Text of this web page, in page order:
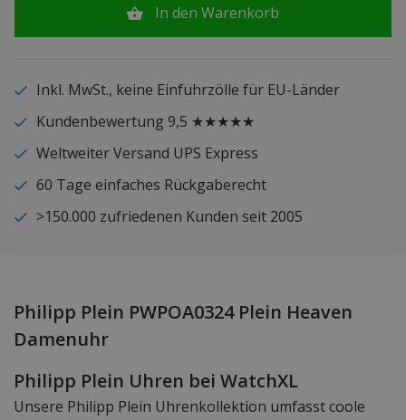
In den Warenkorb
Inkl. MwSt., keine Einfuhrzölle für EU-Länder
Kundenbewertung 9,5 ★★★★★
Weltweiter Versand UPS Express
60 Tage einfaches Rückgaberecht
>150.000 zufriedenen Kunden seit 2005
Philipp Plein PWPOA0324 Plein Heaven
Damenuhr
Philipp Plein Uhren bei WatchXL
Unsere Philipp Plein Uhrenkollektion umfasst coole